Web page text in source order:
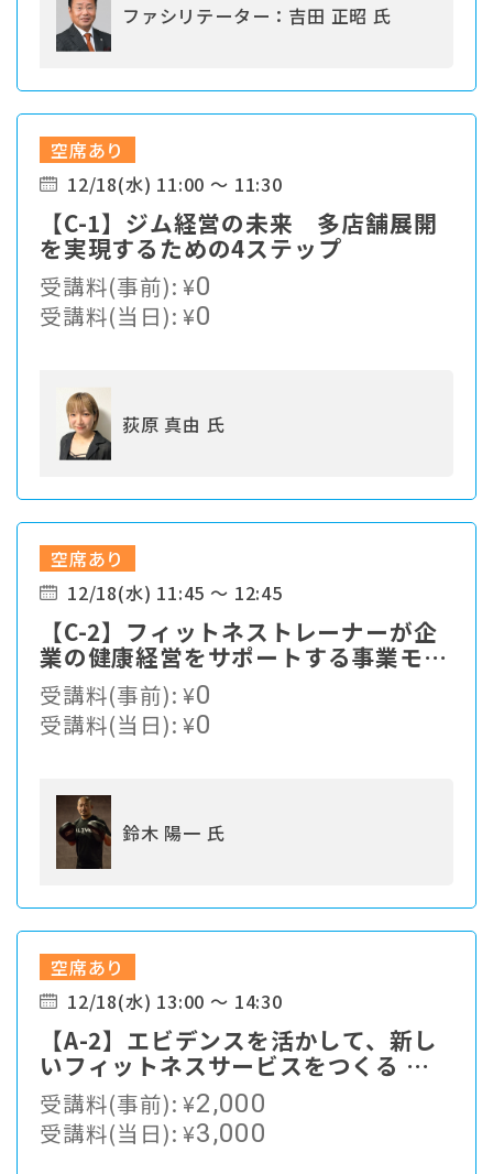
ファシリテーター：吉田 正昭 氏
空席あり
12/18(水) 11:00 ～ 11:30
【C-1】ジム経営の未来 多店舗展開
を実現するための4ステップ
受講料(事前):¥0
受講料(当日):¥0
荻原 真由 氏
空席あり
12/18(水) 11:45 ～ 12:45
【C-2】フィットネストレーナーが企
業の健康経営をサポートする事業モデ
ル
受講料(事前):¥0
受講料(当日):¥0
鈴木 陽一 氏
空席あり
12/18(水) 13:00 ～ 14:30
【A-2】エビデンスを活かして、新し
いフィットネスサービスをつくる ー
運動嫌いでも健康づくりが習慣化する
アプローチとは？
受講料(事前):¥2,000
受講料(当日):¥3,000